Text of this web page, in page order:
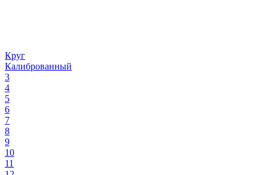
Круг
Калиброванный
3
4
5
6
7
8
9
10
11